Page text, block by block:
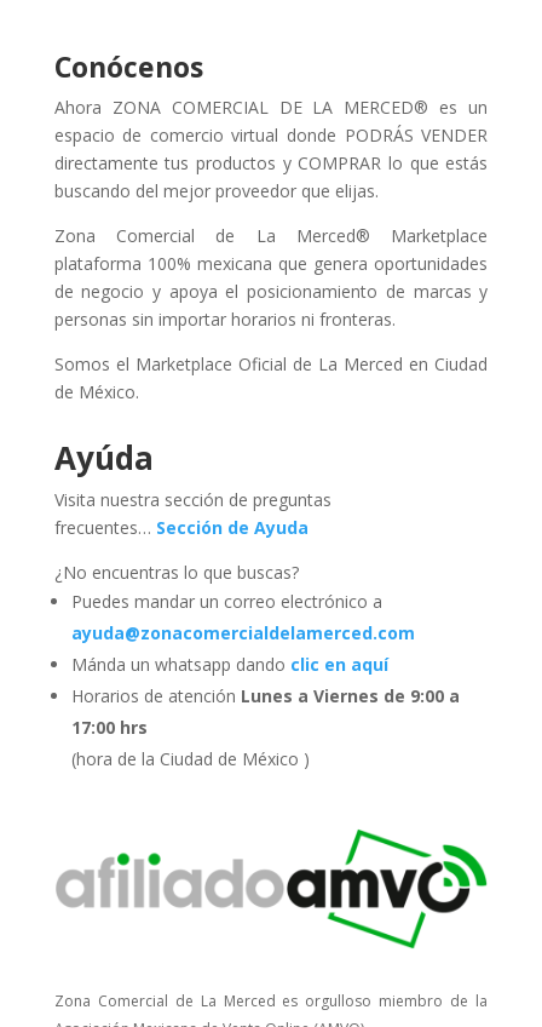
Conócenos
Ahora ZONA COMERCIAL DE LA MERCED® es un
espacio de comercio virtual donde PODRÁS VENDER
directamente tus productos y COMPRAR lo que estás
buscando del mejor proveedor que elijas.
Zona Comercial de La Merced® Marketplace
plataforma 100% mexicana que genera oportunidades
de negocio y apoya el posicionamiento de marcas y
personas sin importar horarios ni fronteras.
Somos el Marketplace Oficial de La Merced en Ciudad
de México.
Ayúda
Visita nuestra sección de preguntas
frecuentes… Sección de Ayuda
¿No encuentras lo que buscas?
Puedes mandar un correo electrónico a
ayuda@zonacomercialdelamerced.com
Mánda un whatsapp dando clic en aquí
Horarios de atención Lunes a Viernes de 9:00 a
17:00 hrs
(hora de la Ciudad de México )
Zona Comercial de La Merced es orgulloso miembro de la